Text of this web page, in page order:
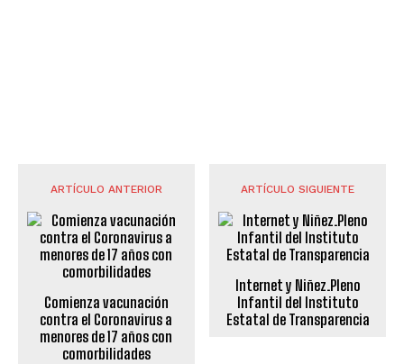
ARTÍCULO ANTERIOR
Comienza vacunación
contra el Coronavirus a
menores de 17 años con
comorbilidades
ARTÍCULO SIGUIENTE
Internet y Niñez.Pleno
Infantil del Instituto
Estatal de Transparencia